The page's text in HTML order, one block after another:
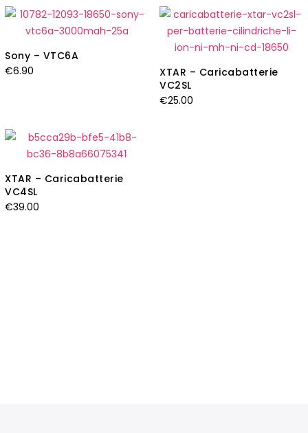
prezzo:
da
Sony – VTC6A
€6.90
XTAR – Caricabatterie
VC2SL
€25.00
XTAR – Caricabatterie
VC4SL
€39.00